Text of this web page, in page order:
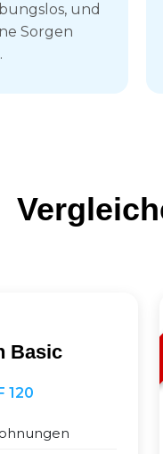
und
Sorgen
Basic
120